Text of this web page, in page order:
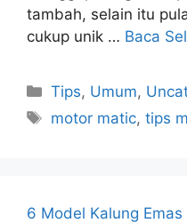
tambah, selain itu
cukup unik … Baca
Kategori
Tips, Umum,
Tag
motor matic,tips
6 Model Kalung